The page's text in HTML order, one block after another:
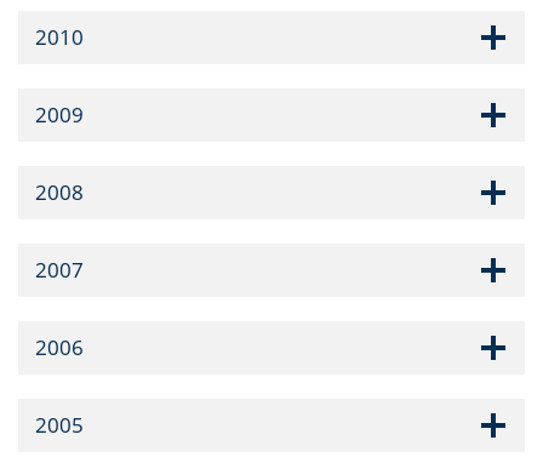
2010
2009
2008
2007
2006
2005